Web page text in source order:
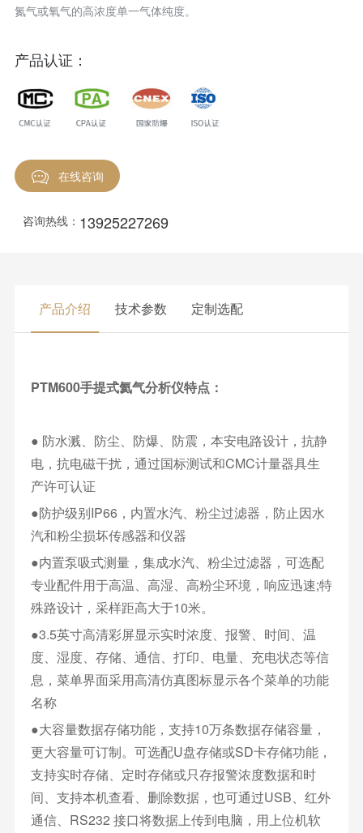
氮气或氧气的高浓度单一气体纯度。
产品认证：
在线咨询
咨询热线： 13925227269
产品介绍 技术参数 定制选配
PTM600手提式氦气分析仪特点：
● 防水溅、防尘、防爆、防震，本安电路设计，抗静
电，抗电磁干扰，通过国标测试和CMC计量器具生
产许可认证
●防护级别IP66，内置水汽、粉尘过滤器，防止因水
汽和粉尘损坏传感器和仪器
●内置泵吸式测量，集成水汽、粉尘过滤器，可选配
专业配件用于高温、高湿、高粉尘环境，响应迅速;特
殊路设计，采样距高大于10米。
●3.5英寸高清彩屏显示实时浓度、报警、时间、温
度、湿度、存储、通信、打印、电量、充电状态等信
息，菜单界面采用高清仿真图标显示各个菜单的功能
名称
●大容量数据存储功能，支持10万条数据存储容量，
更大容量可订制。可选配U盘存储或SD卡存储功能，
支持实时存储、定时存储或只存报警浓度数据和时
间、支持本机查看、删除数据，也可通过USB、红外
通信、RS232 接口将数据上传到电脑，用上位机软